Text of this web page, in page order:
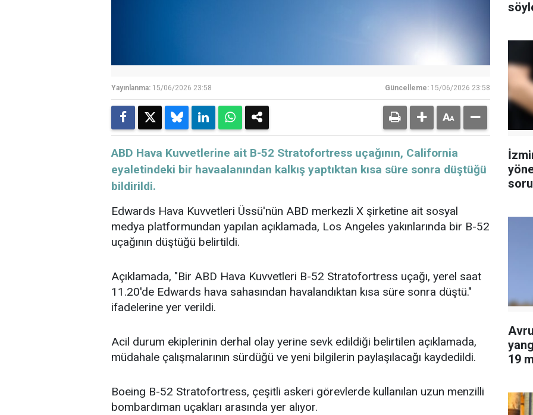
Yayınlanma: 15/06/2026 23:58 Güncelleme: 15/06/2026 23:58
ABD Hava Kuvvetlerine ait B-52 Stratofortress uçağının, California
eyaletindeki bir havaalanından kalkış yaptıktan kısa süre sonra düştüğü
bildirildi.
Edwards Hava Kuvvetleri Üssü'nün ABD merkezli X şirketine ait sosyal
medya platformundan yapılan açıklamada, Los Angeles yakınlarında bir B-52
uçağının düştüğü belirtildi.
Açıklamada, "Bir ABD Hava Kuvvetleri B-52 Stratofortress uçağı, yerel saat
11.20'de Edwards hava sahasından havalandıktan kısa süre sonra düştü."
ifadelerine yer verildi.
Acil durum ekiplerinin derhal olay yerine sevk edildiği belirtilen açıklamada,
müdahale çalışmalarının sürdüğü ve yeni bilgilerin paylaşılacağı kaydedildi.
Boeing B-52 Stratofortress, çeşitli askeri görevlerde kullanılan uzun menzilli
bombardıman uçakları arasında yer alıyor.
19